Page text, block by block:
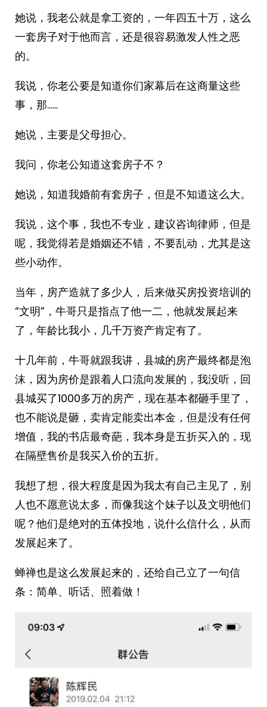
她说，我老公就是拿工资的，一年四五十万，这么
一套房子对于他而言，还是很容易激发人性之恶
的。
我说，你老公要是知道你们家幕后在这商量这些
事，那……
她说，主要是父母担心。
我问，你老公知道这套房子不？
她说，知道我婚前有套房子，但是不知道这么大。
我说，这个事，我也不专业，建议咨询律师，但是
呢，我觉得若是婚姻还不错，不要乱动，尤其是这
些小动作。
当年，房产造就了多少人，后来做买房投资培训的
“文明”，牛哥只是指点了他一二，他就发展起来
了，年龄比我小，几千万资产肯定有了。
十几年前，牛哥就跟我讲，县城的房产最终都是泡
沫，因为房价是跟着人口流向发展的，我没听，回
县城买了1000多万的房产，现在基本都砸手里了，
也不能说是砸，卖肯定能卖出本金，但是没有任何
增值，我的书店最奇葩，我本身是五折买入的，现
在隔壁售价是我买入价的五折。
我想了想，很大程度是因为我太有自己主见了，别
人也不愿意说太多，而像我这个妹子以及文明他们
呢？他们是绝对的五体投地，说什么信什么，从而
发展起来了。
蝉禅也是这么发展起来的，还给自己立了一句信
条：简单、听话、照着做！